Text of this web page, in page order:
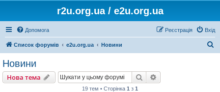
r2u.org.ua / e2u.org.ua
Допомога Вхід
Реєстрація
Список форумів e2u.org.ua Новини
Новини
Нова тема Пошук
19 тем • Сторінка 1 з 1